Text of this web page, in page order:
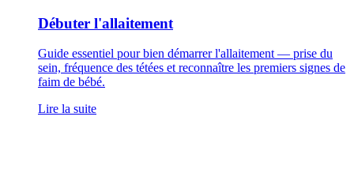
Débuter l'allaitement
Guide essentiel pour bien démarrer l'allaitement — prise du
sein, fréquence des tétées et reconnaître les premiers signes de
faim de bébé.
Lire la suite